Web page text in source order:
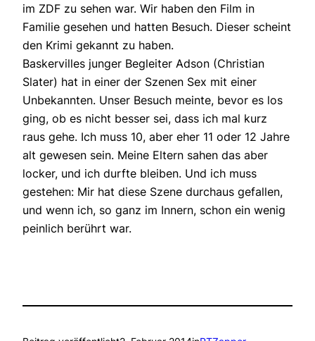
im ZDF zu sehen war. Wir haben den Film in
Familie gesehen und hatten Besuch. Dieser scheint
den Krimi gekannt zu haben.
Baskervilles junger Begleiter Adson (Christian
Slater) hat in einer der Szenen Sex mit einer
Unbekannten. Unser Besuch meinte, bevor es los
ging, ob es nicht besser sei, dass ich mal kurz
raus gehe. Ich muss 10, aber eher 11 oder 12 Jahre
alt gewesen sein. Meine Eltern sahen das aber
locker, und ich durfte bleiben. Und ich muss
gestehen: Mir hat diese Szene durchaus gefallen,
und wenn ich, so ganz im Innern, schon ein wenig
peinlich berührt war.